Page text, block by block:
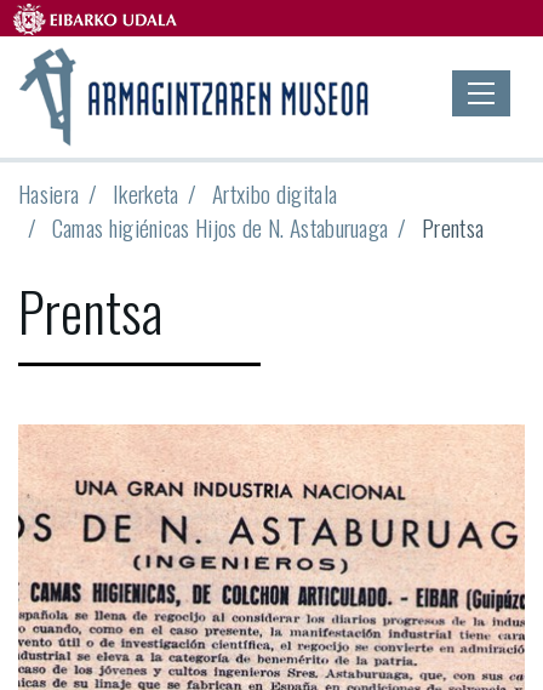
Hasiera Ikerketa
Artxibo digitala
Camas higiénicas Hijos de N. Astaburuaga
Prentsa
Prentsa